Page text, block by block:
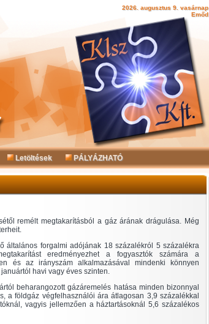
2026. augusztus 9. vasárnap
Emőd
Letöltések PÁLYÁZHATÓ
remélt megtakarításból a gáz árának drágulása. Még
általános forgalmi adójának 18 százalékról 5 százalékra
eredményezhet a fogyasztók számára a
és az irányszám alkalmazásával mindenki könnyen
havi vagy éves szinten.
beharangozott gázáremelés hatása minden bizonnyal
a földgáz végfelhasználói ára átlagosan 3,9 százalékkal
vagyis jellemzően a háztartásoknál 5,6 százalékos